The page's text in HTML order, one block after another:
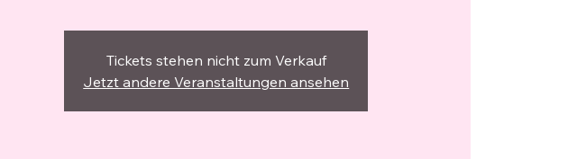
Tickets stehen nicht zum Verkauf
Jetzt andere Veranstaltungen ansehen